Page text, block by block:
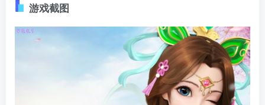
游戏截图